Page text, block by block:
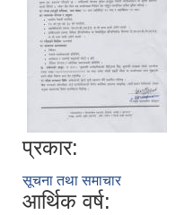
प्रकार:
सूचना तथा समाचार
आर्थिक वर्ष: